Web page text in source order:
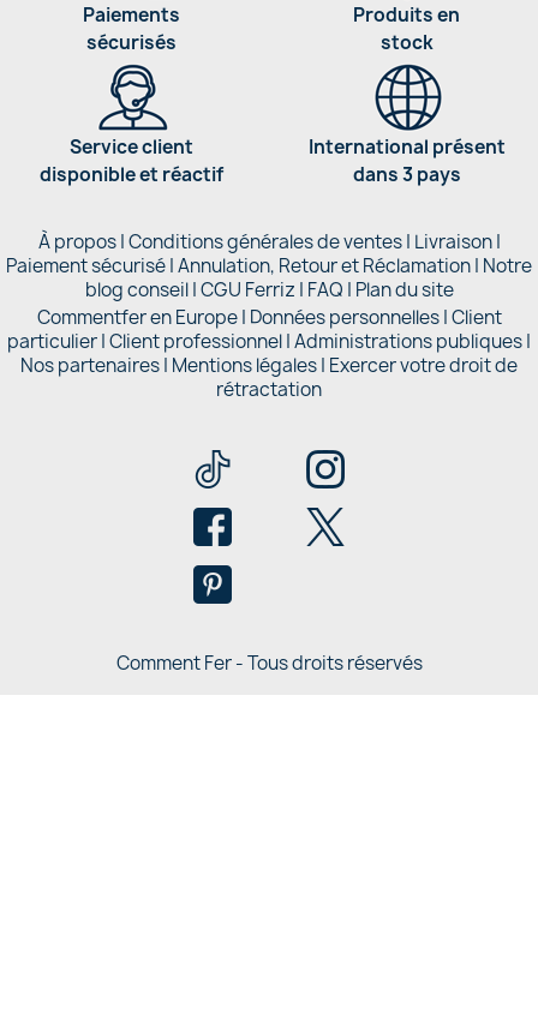
Paiements
sécurisés
Produits en
stock
Service client
disponible et réactif
International présent
dans 3 pays
À propos|Conditions générales de ventes| Livraison|
Paiement sécurisé|Annulation, Retour et Réclamation| Notre
blog conseil|CGU Ferriz | FAQ | Plan du site
Commentfer en Europe| Données personnelles|Client
particulier|Client professionnel|Administrations publiques|
Nos partenaires | Mentions légales| Exercer votre droit de
rétractation
Comment Fer - Tous droits réservés